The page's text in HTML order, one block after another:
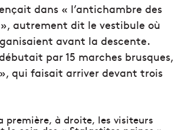
dans « l’antichambre des
autrement dit le vestibule où
avant la descente.
par 15 marches brusques,
qui faisait arriver devant trois
première, à droite, les visiteurs